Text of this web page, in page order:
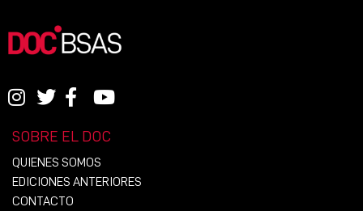
SOBRE EL DOC
QUIENES SOMOS
EDICIONES ANTERIORES
CONTACTO